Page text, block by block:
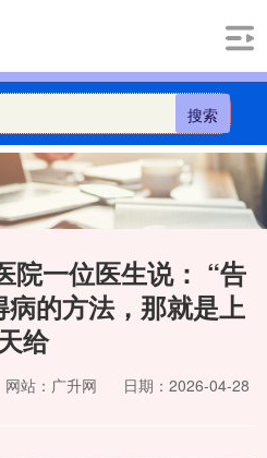
搜索
院一位医生说： “告
的方法，那就是上
天给
网站：广升网
日期：2026-04-28